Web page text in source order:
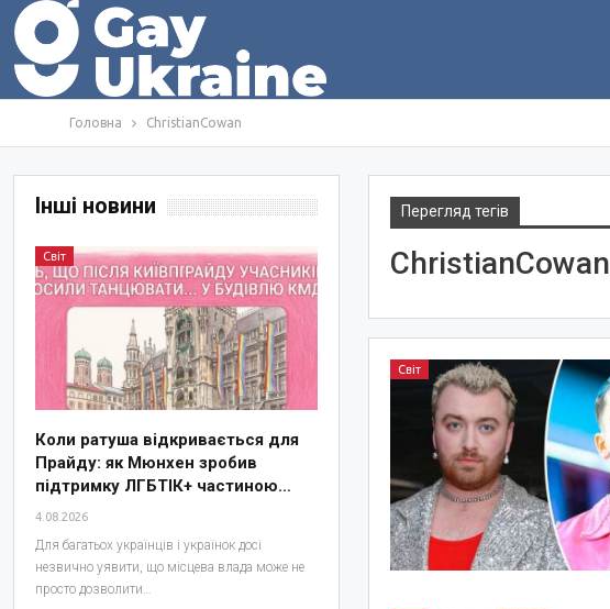
Головна ChristianCowan
Перегляд тегів
ChristianCowan
Світ
Інші новини
Світ
Коли ратуша відкривається для
Прайду: як Мюнхен зробив
підтримку ЛГБТІК+ частиною…
4.08.2026
Для багатьох українців і українок досі
незвично уявити, що місцева влада може не
просто дозволити…